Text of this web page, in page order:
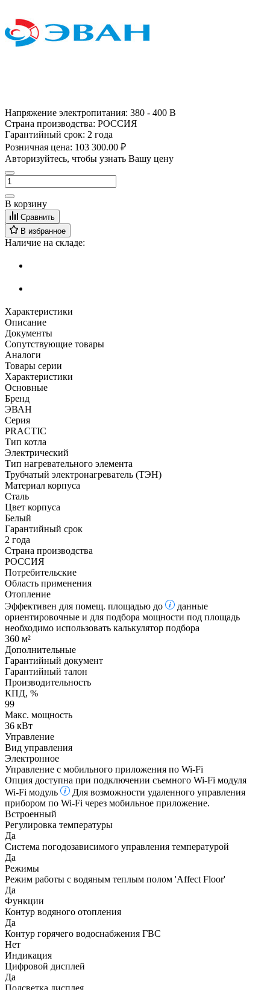
Напряжение электропитания: 380 - 400 В
Страна производства: РОССИЯ
Гарантийный срок: 2 года
Розничная цена: 103 300.00 ₽
Авторизуйтесь, чтобы узнать Вашу цену
В корзину
Сравнить
В избранное
Наличие на складе:
Характеристики
Описание
Документы
Сопутствующие товары
Аналоги
Товары серии
Характеристики
Основные
Бренд
ЭВАН
Серия
PRACTIC
Тип котла
Электрический
Тип нагревательного элемента
Трубчатый электронагреватель (ТЭН)
Материал корпуса
Сталь
Цвет корпуса
Белый
Гарантийный срок
2 года
Страна производства
РОССИЯ
Потребительские
Область применения
Отопление
Эффективен для помещ. площадью до
данные
ориентировочные и для подбора мощности под площадь
необходимо использовать калькулятор подбора
360 м²
Дополнительные
Гарантийный документ
Гарантийный талон
Производительность
КПД, %
99
Макс. мощность
36 кВт
Управление
Вид управления
Электронное
Управление c мобильного приложения по Wi-Fi
Опция доступна при подключении съемного Wi-Fi модуля
Wi-Fi модуль
Для возможности удаленного управления
прибором по Wi-Fi через мобильное приложение.
Встроенный
Регулировка температуры
Да
Система погодозависимого управления температурой
Да
Режимы
Режим работы с водяным теплым полом 'Affect Floor'
Да
Функции
Контур водяного отопления
Да
Контур горячего водоснабжения ГВС
Нет
Индикация
Цифровой дисплей
Да
Подсветка дисплея